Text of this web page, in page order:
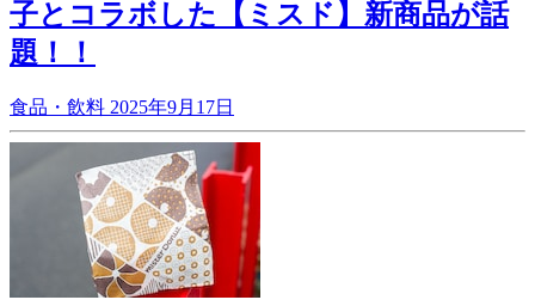
子とコラボした【ミスド】新商品が話
題！！
食品・飲料 2025年9月17日